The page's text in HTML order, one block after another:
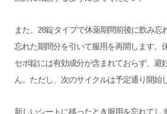
また、28錠タイプで休薬期間前後に飲み忘
忘れた期間分を引いて服用を再開します。
セボ錠には有効成分が含まれておらず、避
ん。ただし、次のサイクルは予定通り開始
新しいシートに移ったとき服用を忘れてし